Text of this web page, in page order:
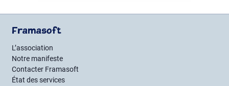
Générateur d’avatars de chats
Framasoft
L’association
Notre manifeste
Contacter Framasoft
État des services